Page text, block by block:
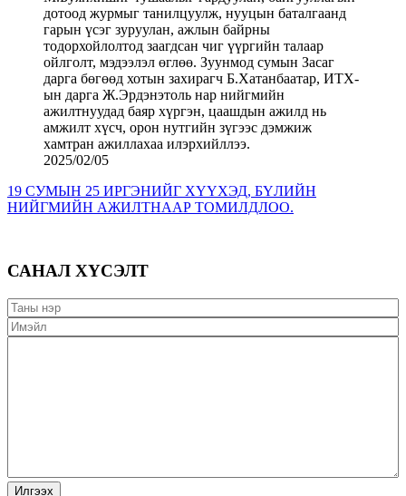
2025/02/05
19 СУМЫН 25 ИРГЭНИЙГ ХҮҮХЭД, БҮЛИЙН
НИЙГМИЙН АЖИЛТНААР ТОМИЛДЛОО.
САНАЛ ХҮСЭЛТ